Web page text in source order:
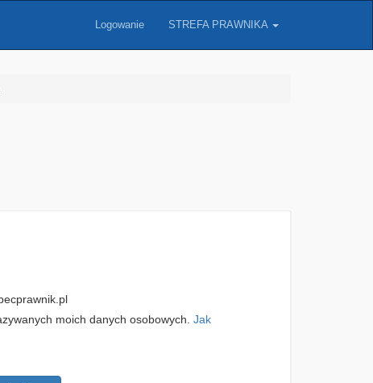
Logowanie STREFA PRAWNIKA
moich danych osobowych.Jak